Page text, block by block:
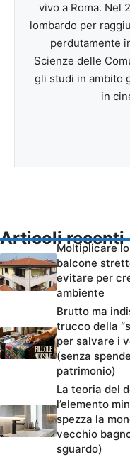
vivo a Roma. Nel
lombardo per
perdutamente
Scienze delle
gli studi in ambito
in
Articoli recenti
Moltiplicare
balcone
evitare per
ambiente
Brutto ma
trucco della
per salvare i
(senza
patrimonio)
La teoria del
l’elemento
spezza la
vecchio
sguardo)